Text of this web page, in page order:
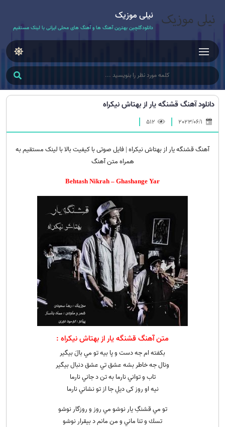
نیلی موزیک
دانلودگلچین بهترین آهنگ ها و آهنگ های محلی ایرانی با لینک مستقیم
دانلود آهنگ قشنگه یار از بهتاش نیکراه
512
آهنگ قشنگه یار از بهتاش نیکراه | فایل صوتی با کیفیت بالا با لینک مستقیم به
همراه متن آهنگ
Behtash Nikrah – Ghashange Yar
متن آهنگ قشنگه یار از بهتاش نیکراه :
بكفته ام جه دست و پا بيه تو مي بالَ بيگير
ونال جه خاطر بشه عشق تي عشق دنبال بيگير
تاب و تواني نارما به تن د جاني نارما
نيه او روز كی ديلِ جا از تو نشاني نارما
تو مي قشنگِ يار نوشو مي روز و روزگار نوشو
تسك و تنا ماني و من مانم د بيقرار نوشو